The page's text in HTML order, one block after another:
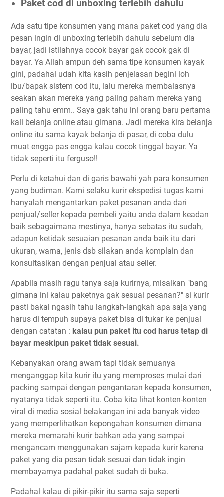
Paket cod di unboxing terlebih dahulu
Ada satu tipe konsumen yang mana paket cod yang dia
pesan ingin di unboxing terlebih dahulu sebelum dia
bayar, jadi istilahnya cocok bayar gak cocok gak di
bayar. Ya Allah ampun deh sama tipe konsumen kayak
gini, padahal udah kita kasih penjelasan begini loh
ibu/bapak sistem cod itu, lalu mereka membalasnya
seakan akan mereka yang paling paham mereka yang
paling tahu emm.. Saya gak tahu ini orang baru pertama
kali belanja online atau gimana. Jadi mereka kira belanja
online itu sama kayak belanja di pasar, di coba dulu
muat engga pas engga kalau cocok tinggal bayar. Ya
tidak seperti itu ferguso!!
Perlu di ketahui dan di garis bawahi yah para konsumen
yang budiman. Kami selaku kurir ekspedisi tugas kami
hanyalah mengantarkan paket pesanan anda dari
penjual/seller kepada pembeli yaitu anda dalam keadan
baik sebagaimana mestinya, hanya sebatas itu sudah,
adapun ketidak sesuaian pesanan anda baik itu dari
ukuran, warna, jenis dsb silakan anda komplain dan
konsultasikan dengan penjual atau seller.
Apabila masih ragu tanya saja kurirnya, misalkan "bang
gimana ini kalau paketnya gak sesuai pesanan?" si kurir
pasti bakal ngasih tahu langkah-langkah apa saja yang
harus di tempuh supaya paket bisa di tukar ke penjual
dengan catatan : kalau pun paket itu cod harus tetap di
bayar meskipun paket tidak sesuai.
Kebanyakan orang awam tapi tidak semuanya
menganggap kita kurir itu yang memproses mulai dari
packing sampai dengan pengantaran kepada konsumen,
nyatanya tidak seperti itu. Coba kita lihat konten-konten
viral di media sosial belakangan ini ada banyak video
yang memperlihatkan kepongahan konsumen dimana
mereka memarahi kurir bahkan ada yang sampai
mengancam menggunakan sajam kepada kurir karena
paket yang dia pesan tidak sesuai dan tidak ingin
membayarnya padahal paket sudah di buka.
Padahal kalau di pikir-pikir itu sama saja seperti